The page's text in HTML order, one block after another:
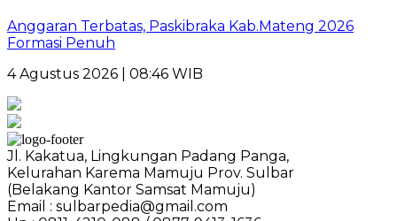
Anggaran Terbatas, Paskibraka Kab.Mateng 2026
Formasi Penuh
4 Agustus 2026 | 08:46 WIB
Jl. Kakatua, Lingkungan Padang Panga,
Kelurahan Karema Mamuju Prov. Sulbar
(Belakang Kantor Samsat Mamuju)
Email : sulbarpedia@gmail.com